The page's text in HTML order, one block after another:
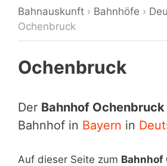
Bahnauskunft › Bahnhöfe ›
Ochenbruck
Ochenbruck
Der Bahnhof Ochenbruck
Bahnhof in Bayern in
Auf dieser Seite zum Bahnhof